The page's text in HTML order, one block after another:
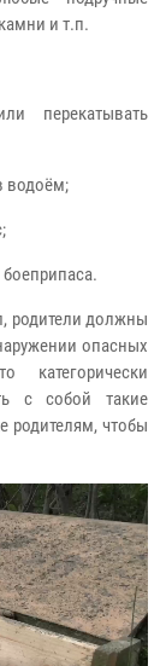
и т.п.
перекатывать
водоём;
родители должны
опасных
категорически
с собой такие
родителям, чтобы